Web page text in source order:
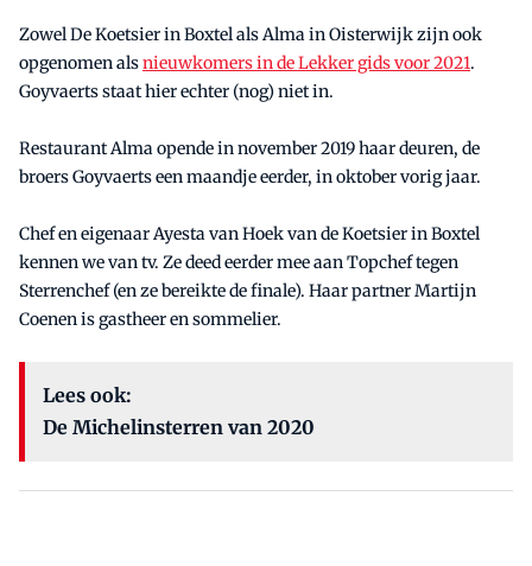
Zowel De Koetsier in Boxtel als Alma in Oisterwijk zijn ook
opgenomen alsnieuwkomers in de Lekker gids voor 2021.
Goyvaerts staat hier echter (nog) niet in.
Restaurant Alma opende in november 2019 haar deuren, de
broers Goyvaerts een maandje eerder, in oktober vorig jaar.
Chef en eigenaar Ayesta van Hoek van de Koetsier in Boxtel
kennen we van tv. Ze deed eerder mee aan Topchef tegen
Sterrenchef (en ze bereikte de finale). Haar partner Martijn
Coenen is gastheer en sommelier.
Lees ook:
De Michelinsterren van 2020